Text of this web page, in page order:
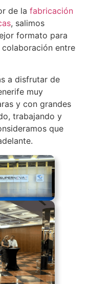
de la fabricación
, salimos
formato para
entre
a disfrutar de
muy
y con grandes
trabajando y
que